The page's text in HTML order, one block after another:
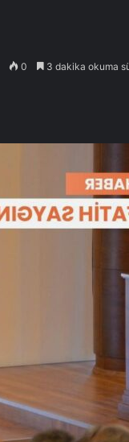
0 3 dakika okuma